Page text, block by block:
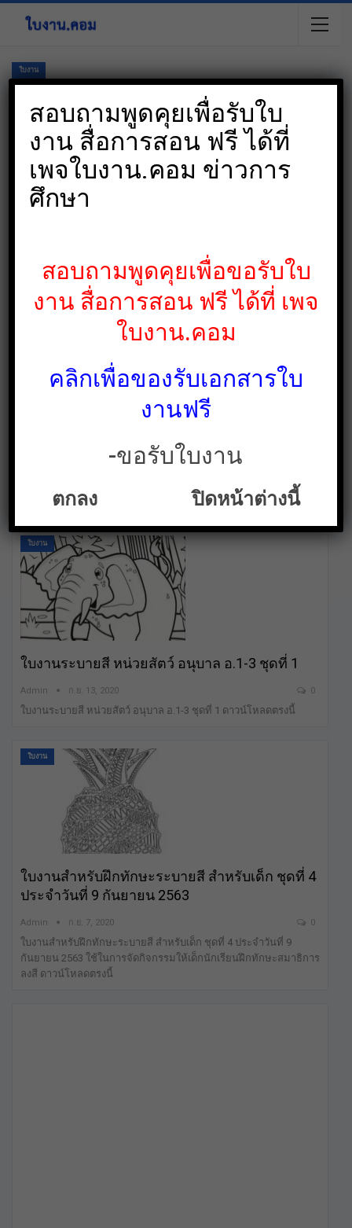
ใบงาน
การบ้านช่วงปิดเทอมสำหรับนักเรียนพร้อมเกมส์
แจกใบงานระบายสีสำหรับ
แจกฟรี
ใบงาน
ใบงานระบายสี หน่วยสัตว์ อนุบาล อ.1-3 ชุดที่ 1
Admin ก.ย. 13, 2020 0
ใบงานระบายสี หน่วยสัตว์ อนุบาล อ.1-3 ชุดที่ 1 ดาวน์โหลดตรงนี้
ใบงาน
ใบงานสำหรับฝึกทักษะระบายสี สำหรับเด็ก ชุดที่ 4
ประจำวันที่ 9 กันยายน 2563
Admin ก.ย. 7, 2020 0
ใบงานสำหรับฝึกทักษะระบายสี สำหรับเด็ก ชุดที่ 4 ประจำวันที่ 9
กันยายน 2563 ใช้ในการจัดกิจกรรมให้เด็กนักเรียนฝึกทักษะสมาธิการ
ลงสี ดาวน์โหลดตรงนี้
สอบถามพูดคุยเพื่อรับใบ
งาน สื่อการสอน ฟรี ได้ที่
เพจใบงาน.คอม ข่าวการ
ศึกษา
สอบถามพูดคุยเพื่อขอรับใบ
งาน สื่อการสอน ฟรี ได้ที่ เพจ
ใบงาน.คอม
คลิกเพื่อของรับเอกสารใบ
งานฟรี
-ขอรับใบงาน
ตกลง ปิดหน้าต่างนี้
ปิด